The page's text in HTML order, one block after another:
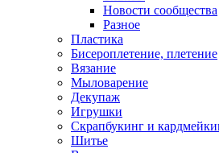
Новости сообщества
Разное
Пластика
Бисероплетение, плетение
Вязание
Мыловарение
Декупаж
Игрушки
Скрапбукинг и
Шитье